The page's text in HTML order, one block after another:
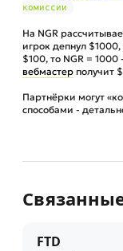
комиссии
На NGR
игрок депнул
$100, то NGR =
вебмастер получит
Партнёрки могут
способами -
FTD